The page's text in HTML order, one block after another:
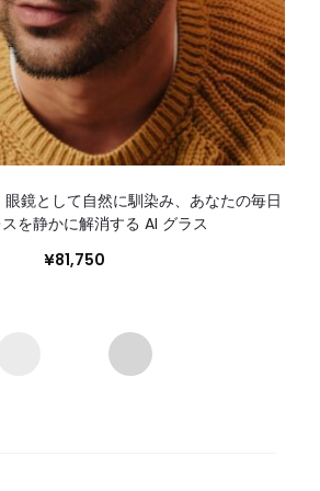
鏡として自然に馴染み、あなたの毎日
を静かに解消する AI グラス
¥81,750